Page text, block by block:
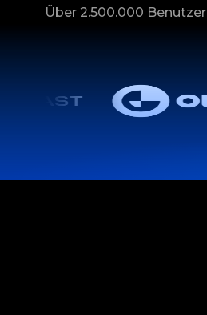
Über 2.500.000 Benutzer